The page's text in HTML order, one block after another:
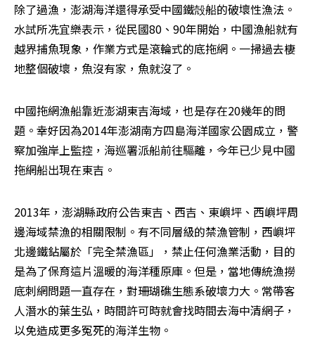
除了過漁，澎湖海洋還得承受中國鐵殻船的破壞性漁法。
水試所冼宜樂表示，從民國80、90年開始，中國漁船就有
越界捕魚現象，作業方式是滾輪式的底拖網。一掃過去棲
地整個破壞，魚沒有家，魚就沒了。
中國拖網漁船靠近澎湖東吉海域，也是存在20幾年的問
題。幸好因為2014年澎湖南方四島海洋國家公園成立，警
察加強岸上監控，海巡署派船前往驅離，今年已少見中國
拖網船出現在東吉。
2013年，澎湖縣政府公告東吉、西吉、東嶼坪、西嶼坪周
邊海域禁漁的相關限制。有不同層級的禁漁管制，西嶼坪
北邊鐵鉆屬於「完全禁漁區」，禁止任何漁業活動，目的
是為了保育這片溫暖的海洋種原庫。但是，當地傳統漁撈
底刺網問題一直存在，對珊瑚礁生態系破壞力大。常帶客
人潛水的葉生弘，時間許可時就會找時間去海中清網子，
以免造成更多冤死的海洋生物。